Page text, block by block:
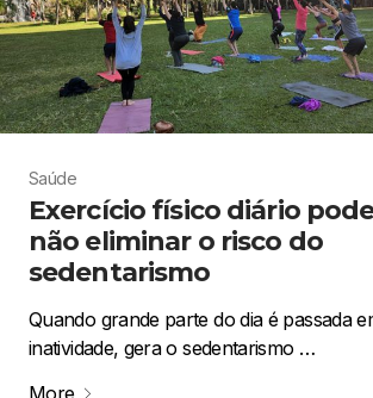
Saúde
Exercício físico diário
não eliminar o risco do
sedentarismo
Quando grande parte do dia é passada
inatividade, gera o sedentarismo …